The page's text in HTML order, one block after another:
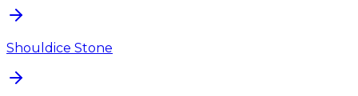
Shouldice Stone